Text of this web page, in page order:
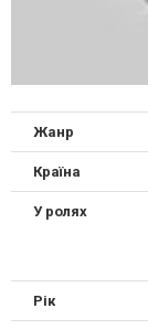
Жанр
Країна
У ролях
Рік